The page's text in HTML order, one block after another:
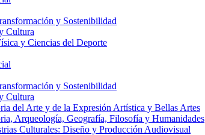
y Sostenibilidad
Cultura
y Ciencias del Deporte
y Sostenibilidad
Cultura
del Arte y de la Expresión Artística y Bellas Artes
Arqueología, Geografía, Filosofía y Humanidades
Culturales: Diseño y Producción Audiovisual